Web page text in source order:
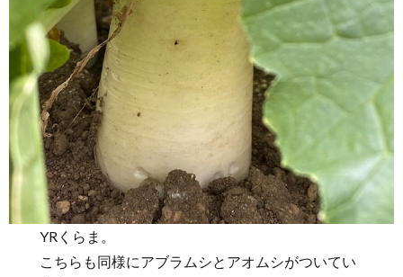
YRくらま。
こちらも同様にアブラムシとアオムシがついてい